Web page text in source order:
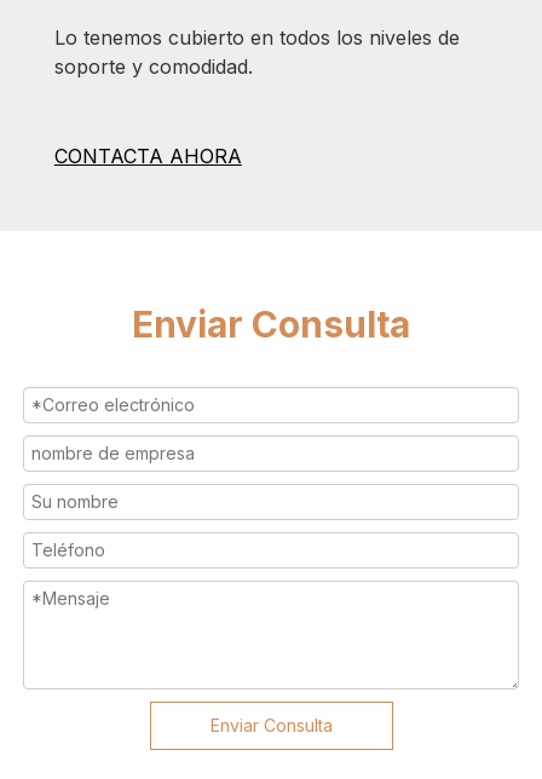
Lo tenemos cubierto en todos los niveles de
soporte y comodidad.
CONTACTA AHORA
Enviar Consulta
Enviar Consulta